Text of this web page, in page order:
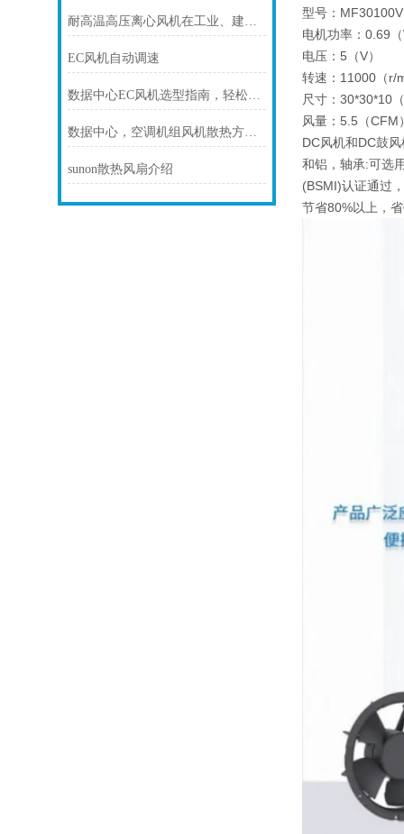
耐高温高压离心风机在工业、建筑、环境工程等领域中发挥着重要的作用
EC风机自动调速
数据中心EC风机选型指南，轻松降温更省电
数据中心，空调机组风机散热方案！
sunon散热风扇介绍
型号：
电机功率：0.69
电压：5（V）
转速：11000（r/
尺寸：30*30*10
风量：5.5（CFM
DC风机和DC鼓
和铝，轴承:可选
(BSMI)认证通过
节省80%以上，